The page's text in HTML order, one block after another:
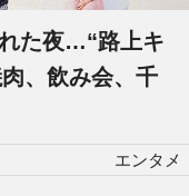
た夜…“路上キ
、飲み会、千
エンタメ